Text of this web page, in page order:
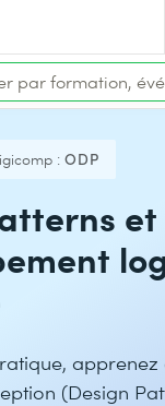
: ODP
et
apprenez
(Design